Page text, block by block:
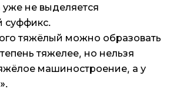
не выделяется
суффикс.
тяжёлый можно образовать
тяжелее, но нельзя
машиностроение, а у